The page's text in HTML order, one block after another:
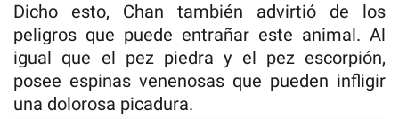
Dicho esto, Chan también advirtió de los
peligros que puede entrañar este animal. Al
igual que el pez piedra y el pez escorpión,
posee espinas venenosas que pueden infligir
una dolorosa picadura.